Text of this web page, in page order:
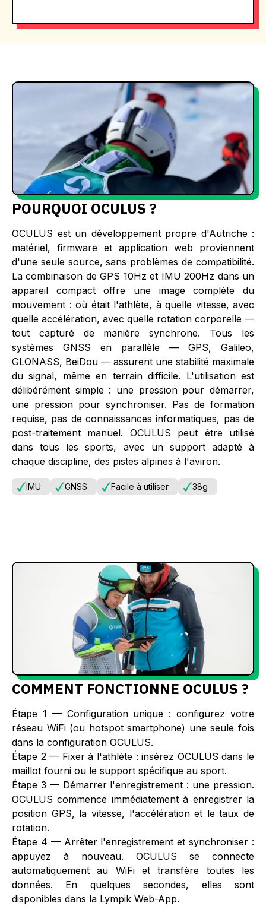
POURQUOI OCULUS ?
OCULUS est un développement propre d'Autriche :
matériel, firmware et application web proviennent
d'une seule source, sans problèmes de compatibilité.
La combinaison de GPS 10Hz et IMU 200Hz dans un
appareil compact offre une image complète du
mouvement : où était l'athlète, à quelle vitesse, avec
quelle accélération, avec quelle rotation corporelle —
tout capturé de manière synchrone. Tous les
systèmes GNSS en parallèle — GPS, Galileo,
GLONASS, BeiDou — assurent une stabilité maximale
du signal, même en terrain difficile. L'utilisation est
délibérément simple : une pression pour démarrer,
une pression pour synchroniser. Pas de formation
requise, pas de connaissances informatiques, pas de
post-traitement manuel. OCULUS peut être utilisé
dans tous les sports, avec un support adapté à
chaque discipline, des pistes alpines à l'aviron.
IMU GNSS Facile à utiliser 38g
COMMENT FONCTIONNE OCULUS ?
Étape 1 — Configuration unique : configurez votre
réseau WiFi (ou hotspot smartphone) une seule fois
dans la configuration OCULUS.
‍Étape 2 — Fixer à l'athlète : insérez OCULUS dans le
maillot fourni ou le support spécifique au sport.
‍Étape 3 — Démarrer l'enregistrement : une pression.
OCULUS commence immédiatement à enregistrer la
position GPS, la vitesse, l'accélération et le taux de
rotation.
‍Étape 4 — Arrêter l'enregistrement et synchroniser :
appuyez à nouveau. OCULUS se connecte
automatiquement au WiFi et transfère toutes les
données. En quelques secondes, elles sont
disponibles dans la Lympik Web-App.